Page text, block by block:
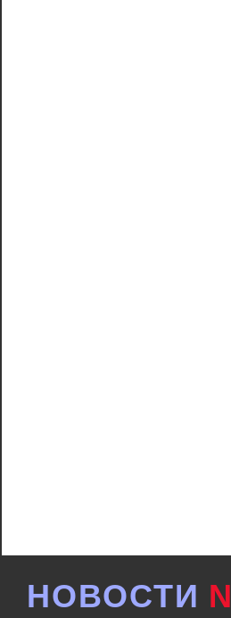
НОВОСТИ N